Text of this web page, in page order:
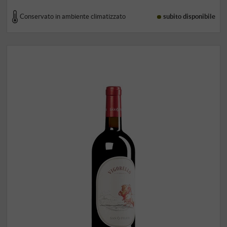
Conservato in ambiente climatizzato subito disponibile